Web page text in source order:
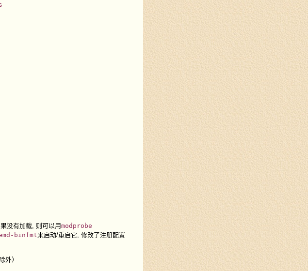
没有加载, 则可以用modprobe
binfmt来启动/重启它, 修改了注册配置
外）